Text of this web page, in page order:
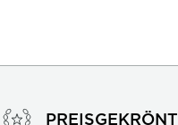
PREISGEKRÖNT